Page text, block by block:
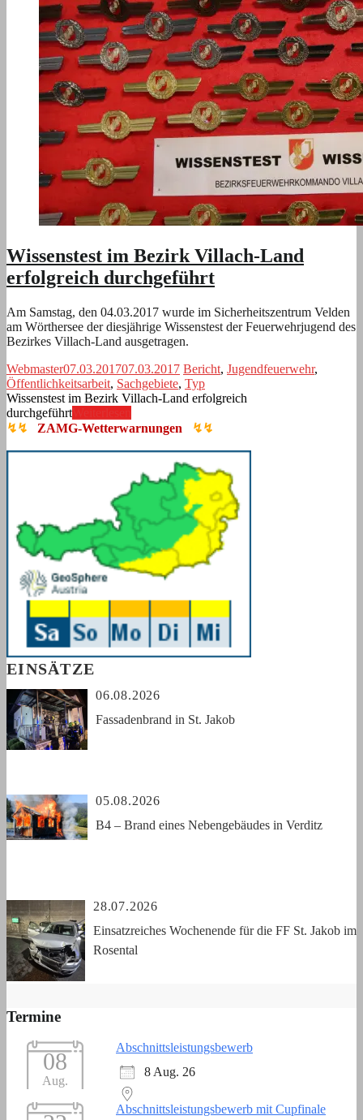
Wissenstest im Bezirk Villach-Land
erfolgreich durchgeführt
Am Samstag, den 04.03.2017 wurde im Sicherheitszentrum Velden
am Wörthersee der diesjährige Wissenstest der Feuerwehrjugend des
Bezirkes Villach-Land ausgetragen.
Webmaster07.03.201707.03.2017 Bericht, Jugendfeuerwehr,
Öffentlichkeitsarbeit, Sachgebiete, Typ
Wissenstest im Bezirk Villach-Land erfolgreich
durchgeführt
↯↯
ZAMG-Wetterwarnungen ↯↯
EINSÄTZE
06.08.2026
Fassadenbrand in St. Jakob
05.08.2026
B4 – Brand eines Nebengebäudes in Verditz
28.07.2026
Einsatzreiches Wochenende für die FF St. Jakob im
Rosental
Termine
08
Aug.
Abschnittsleistungsbewerb
8 Aug. 26
Abschnittsleistungsbewerb mit Cupfinale